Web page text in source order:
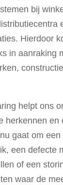
bij
Hierdoor
in aanraking
helpt ons
herkennen en
gaat om een
een defecte
of een
waar de